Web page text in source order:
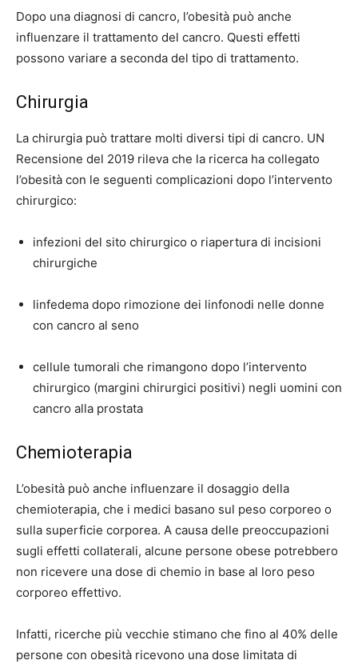
Dopo una diagnosi di cancro, l’obesità può anche
influenzare il trattamento del cancro. Questi effetti
possono variare a seconda del tipo di trattamento.
Chirurgia
La chirurgia può trattare molti diversi tipi di cancro. UN
Recensione del 2019 rileva che la ricerca ha collegato
l’obesità con le seguenti complicazioni dopo l’intervento
chirurgico:
infezioni del sito chirurgico o riapertura di incisioni
chirurgiche
linfedema dopo rimozione dei linfonodi nelle donne
con cancro al seno
cellule tumorali che rimangono dopo l’intervento
chirurgico (margini chirurgici positivi) negli uomini con
cancro alla prostata
Chemioterapia
L’obesità può anche influenzare il dosaggio della
chemioterapia, che i medici basano sul peso corporeo o
sulla superficie corporea. A causa delle preoccupazioni
sugli effetti collaterali, alcune persone obese potrebbero
non ricevere una dose di chemio in base al loro peso
corporeo effettivo.
Infatti, ricerche più vecchie stimano che fino al 40% delle
persone con obesità ricevono una dose limitata di